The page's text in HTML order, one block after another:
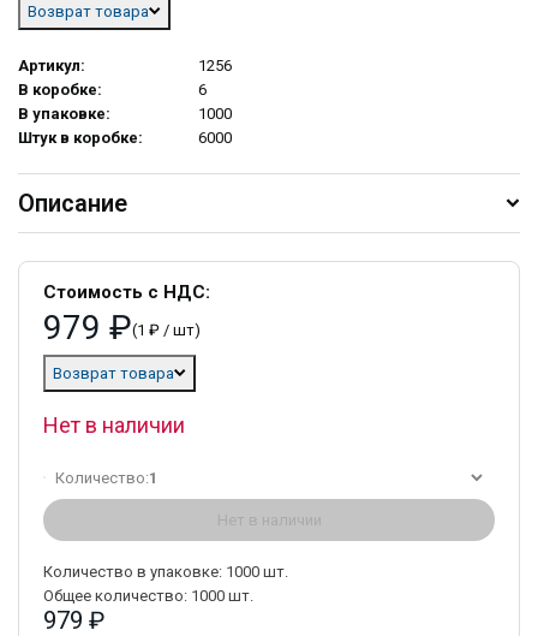
Возврат товара
Артикул:
1256
В коробке:
6
В упаковке:
1000
Штук в коробке:
6000
Описание
Стоимость с НДС:
979 ₽(1 ₽ / шт)
Возврат товара
Нет в наличии
Количество:1
Нет в наличии
Количество в упаковке: 1000 шт.
Общее количество: 1000 шт.
979 ₽